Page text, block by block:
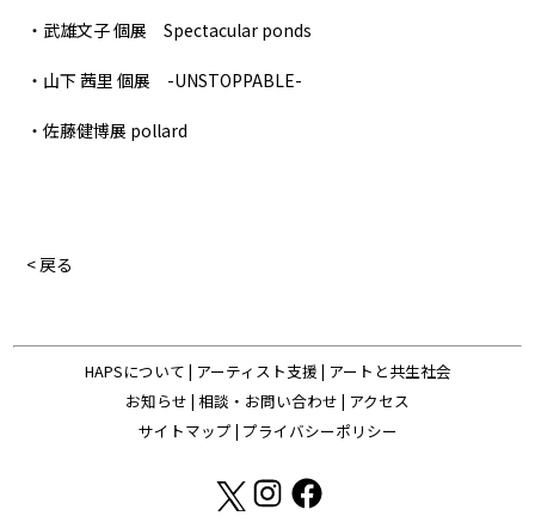
・武雄文子 個展 Spectacular ponds
・山下 茜里 個展 -UNSTOPPABLE-
・佐藤健博展 pollard
< 戻る
HAPSについて | アーティスト支援 | アートと共生社会
お知らせ | 相談・お問い合わせ | アクセス
サイトマップ | プライバシーポリシー